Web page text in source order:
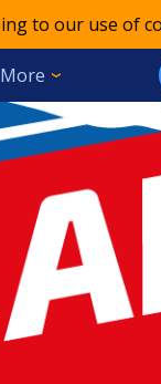
to our use of
More